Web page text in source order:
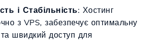
і Стабільність: Хостинг
з VPS, забезпечує оптимальну
швидкий доступ для